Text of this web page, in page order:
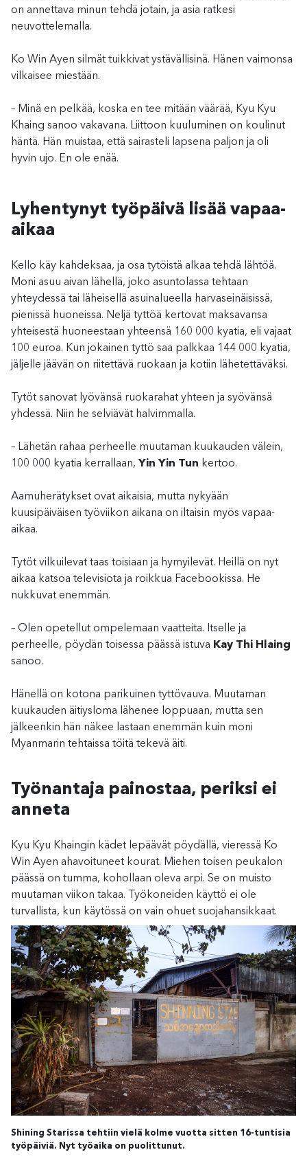
on annettava minun tehdä jotain, ja asia ratkesi
neuvottelemalla.
Ko Win Ayen silmät tuikkivat ystävällisinä. Hänen vaimonsa
vilkaisee miestään.
– Minä en pelkää, koska en tee mitään väärää, Kyu Kyu
Khaing sanoo vakavana. Liittoon kuuluminen on koulinut
häntä. Hän muistaa, että sairasteli lapsena paljon ja oli
hyvin ujo. En ole enää.
Lyhentynyt työpäivä lisää vapaa-
aikaa
Kello käy kahdeksaa, ja osa tytöistä alkaa tehdä lähtöä.
Moni asuu aivan lähellä, joko asuntolassa tehtaan
yhteydessä tai läheisellä asuinalueella harvaseinäisissä,
pienissä huoneissa. Neljä tyttöä kertovat maksavansa
yhteisestä huoneestaan yhteensä 160 000 kyatia, eli vajaat
100 euroa. Kun jokainen tyttö saa palkkaa 144 000 kyatia,
jäljelle jäävän on riitettävä ruokaan ja kotiin lähetettäväksi.
Tytöt sanovat lyövänsä ruokarahat yhteen ja syövänsä
yhdessä. Niin he selviävät halvimmalla.
– Lähetän rahaa perheelle muutaman kuukauden välein,
100 000 kyatia kerrallaan, Yin Yin Tun kertoo.
Aamuherätykset ovat aikaisia, mutta nykyään
kuusipäiväisen työviikon aikana on iltaisin myös vapaa-
aikaa.
Tytöt vilkuilevat taas toisiaan ja hymyilevät. Heillä on nyt
aikaa katsoa televisiota ja roikkua Facebookissa. He
nukkuvat enemmän.
– Olen opetellut ompelemaan vaatteita. Itselle ja
perheelle, pöydän toisessa päässä istuva Kay Thi Hlaing
sanoo.
Hänellä on kotona parikuinen tyttövauva. Muutaman
kuukauden äitiysloma lähenee loppuaan, mutta sen
jälkeenkin hän näkee lastaan enemmän kuin moni
Myanmarin tehtaissa töitä tekevä äiti.
Työnantaja painostaa, periksi ei
anneta
Kyu Kyu Khaingin kädet lepäävät pöydällä, vieressä Ko
Win Ayen ahavoituneet kourat. Miehen toisen peukalon
päässä on tumma, kohollaan oleva arpi. Se on muisto
muutaman viikon takaa. Työkoneiden käyttö ei ole
turvallista, kun käytössä on vain ohuet suojahansikkaat.
Shining Starissa tehtiin vielä kolme vuotta sitten 16-tuntisia
työpäiviä. Nyt työaika on puolittunut.